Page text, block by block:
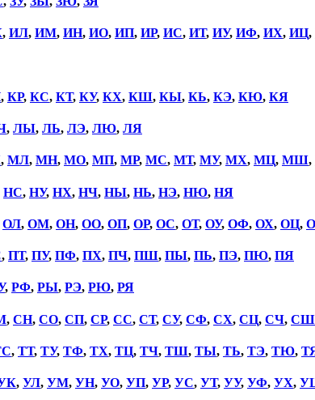
, ИЛ, ИМ, ИН, ИО, ИП, ИР, ИС, ИТ, ИУ, ИФ, ИХ, ИЦ,
, КР, КС, КТ, КУ, КХ, КШ, КЫ, КЬ, КЭ, КЮ, КЯ
, ЛЫ, ЛЬ, ЛЭ, ЛЮ, ЛЯ
, МЛ, МН, МО, МП, МР, МС, МТ, МУ, МХ, МЦ, МШ,
НС, НУ, НХ, НЧ, НЫ, НЬ, НЭ, НЮ, НЯ
ОЛ, ОМ, ОН, ОО, ОП, ОР, ОС, ОТ, ОУ, ОФ, ОХ, ОЦ,
, ПТ, ПУ, ПФ, ПХ, ПЧ, ПШ, ПЫ, ПЬ, ПЭ, ПЮ, ПЯ
, РФ, РЫ, РЭ, РЮ, РЯ
, СН, СО, СП, СР, СС, СТ, СУ, СФ, СХ, СЦ, СЧ, СШ
, ТТ, ТУ, ТФ, ТХ, ТЦ, ТЧ, ТШ, ТЫ, ТЬ, ТЭ, ТЮ,
, УЛ, УМ, УН, УО, УП, УР, УС, УТ, УУ, УФ, УХ,